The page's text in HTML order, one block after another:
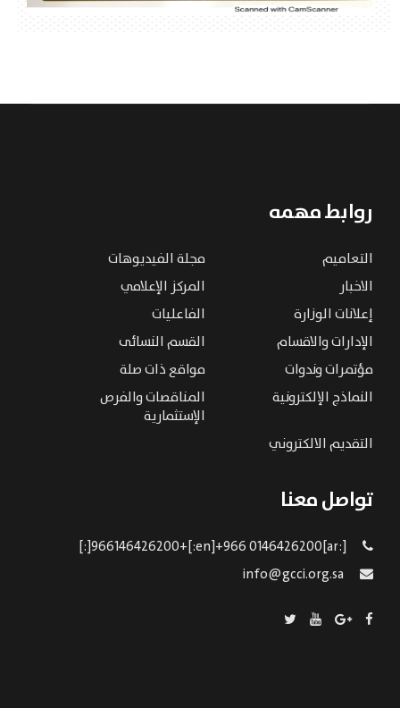
روابط مهمه
التعاميم
مجلة الفيديوهات
الاخبار
المركز الإعلامي
إعلانات الوزارة
الفاعليات
الإدارات والاقسام
القسم النسائى
مؤتمرات وندوات
مواقع ذات صلة
النماذج الإلكترونية
المناقصات والفرص
الإستثمارية
التقديم الالكتروني
تواصل معنا
[:ar]966146426200+[:en]+966 0146426200[:]